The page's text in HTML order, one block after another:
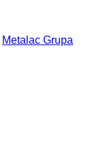
Metalac Grupa